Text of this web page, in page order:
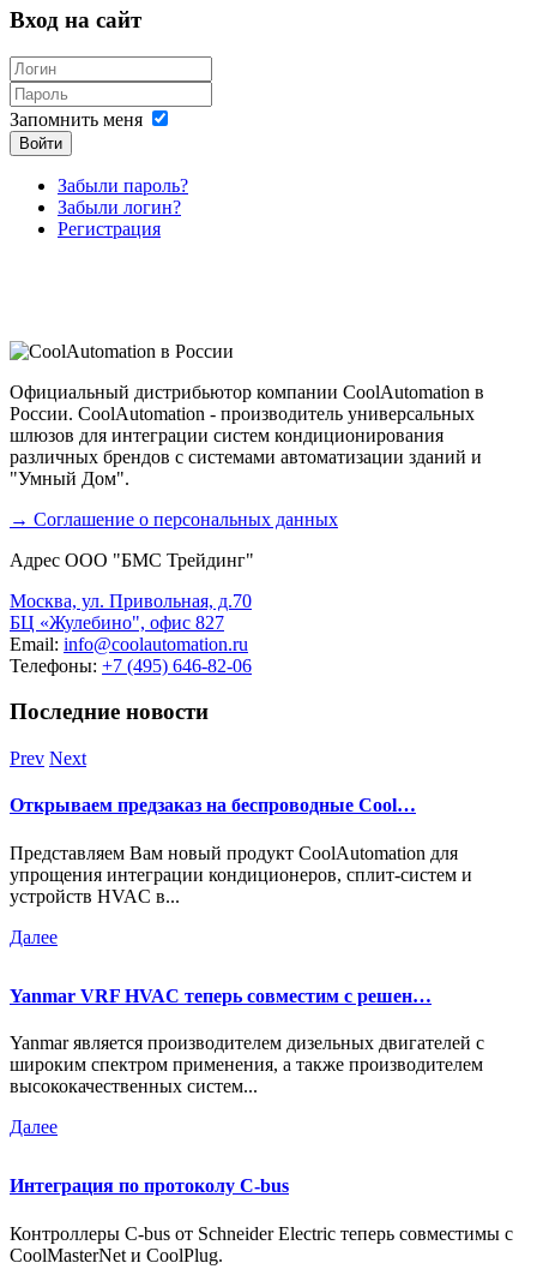
Вход на сайт
Запомнить меня
Войти
Забыли пароль?
Забыли логин?
Регистрация
Официальный дистрибьютор компании CoolAutomation в
России. CoolAutomation - производитель универсальных
шлюзов для интеграции систем кондиционирования
различных брендов с системами автоматизации зданий и
"Умный Дом".
→ Соглашение о персональных данных
Адрес ООО "БМС Трейдинг"
Москва, ул. Привольная, д.70
БЦ «Жулебино", офис 827
Email: info@coolautomation.ru
Телефоны: +7 (495) 646-82-06
Последние новости
Prev Next
Открываем предзаказ на беспроводные Cool…
Представляем Вам новый продукт CoolAutomation для
упрощения интеграции кондиционеров, сплит-систем и
устройств HVAC в...
Далее
Yanmar VRF HVAC теперь совместим с решен…
Yanmar является производителем дизельных двигателей с
широким спектром применения, а также производителем
высококачественных систем...
Далее
Интеграция по протоколу C-bus
Контроллеры C-bus от Schneider Electric теперь совместимы с
CoolMasterNet и CoolPlug.